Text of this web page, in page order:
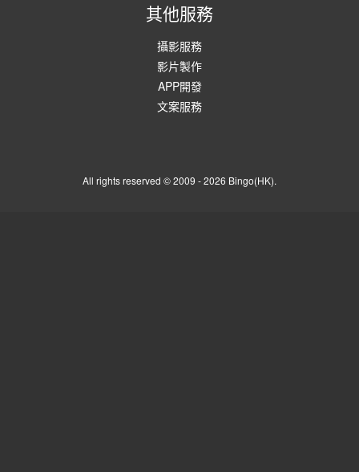
其他服務
攝影服務
影片製作
APP開發
文案服務
All rights reserved © 2009 - 2026 Bingo(HK).